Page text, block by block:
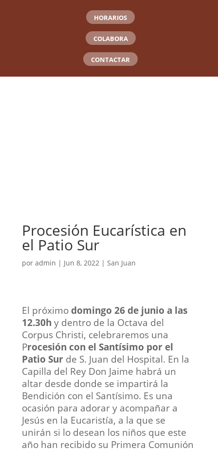
HORARIOS
COLABORA
CONTACTAR
Procesión Eucarística en
el Patio Sur
por admin | Jun 8, 2022| San Juan
El próximo domingo 26 de junio a las
12.30h y dentro de la Octava del
Corpus Christi, celebraremos una
Procesión con el Santísimo por el
Patio Surde S. Juan del Hospital. En la
Capilla del Rey Don Jaime habrá un
altar desde donde se impartirá la
Bendición con el Santísimo. Es una
ocasión para adorar y acompañar a
Jesús en la Eucaristía, a la que se
unirán si lo desean los niños que este
año han recibido su Primera Comunión